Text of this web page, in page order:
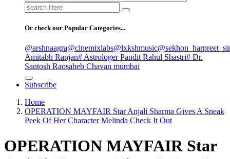
Search
for:
Or check our Popular Categories...
@arshnaagra@cinemixlabs@lxkshmusic
Amitabh Ranjan# Astrologer Pandit Rahul Shastri# Dr.
Santosh Raosaheb Chavan mumbai
Subscribe
Home
OPERATION MAYFAIR Star Anjali Sharma Gives A Sneak
Peek Of Her Character Melinda Check It Out
OPERATION MAYFAIR Star